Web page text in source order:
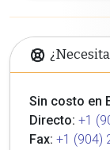
Sin costo en
Directo: +1
Fax: +1 (904)